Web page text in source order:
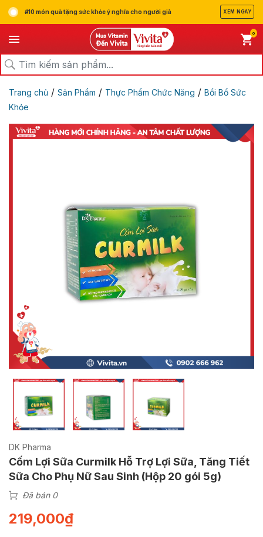
#10 món quà tặng sức khỏe ý nghĩa cho người già XEM NGAY
0
Trang chủ / Sản Phẩm / Thực Phẩm Chức Năng / Bồi Bổ Sức
Khỏe
DK Pharma
Cốm Lợi Sữa Curmilk Hỗ Trợ Lợi Sữa, Tăng Tiết
Sữa Cho Phụ Nữ Sau Sinh (Hộp 20 gói 5g)
Đã bán 0
219,000₫